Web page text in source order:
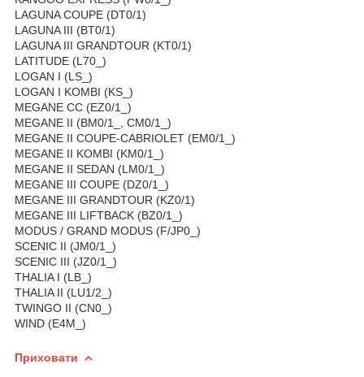
LAGUNA COUPE (DT0/1)
LAGUNA III (BT0/1)
LAGUNA III GRANDTOUR (KT0/1)
LATITUDE (L70_)
LOGAN I (LS_)
LOGAN I KOMBI (KS_)
MEGANE CC (EZ0/1_)
MEGANE II (BM0/1_, CM0/1_)
MEGANE II COUPE-CABRIOLET (EM0/1_)
MEGANE II KOMBI (KM0/1_)
MEGANE II SEDAN (LM0/1_)
MEGANE III COUPE (DZ0/1_)
MEGANE III GRANDTOUR (KZ0/1)
MEGANE III LIFTBACK (BZ0/1_)
MODUS / GRAND MODUS (F/JP0_)
SCENIC II (JM0/1_)
SCENIC III (JZ0/1_)
THALIA I (LB_)
THALIA II (LU1/2_)
TWINGO II (CN0_)
WIND (E4M_)
Приховати